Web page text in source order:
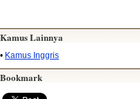
Kamus Lainnya
• Kamus Inggris
Bookmark